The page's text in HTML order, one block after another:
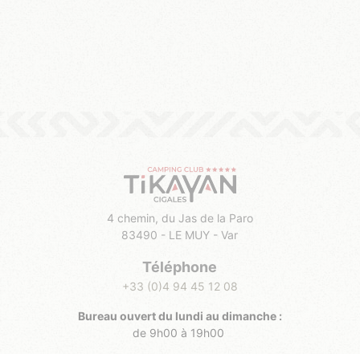
4 chemin, du Jas de la Paro
83490 - LE MUY - Var
Téléphone
+33 (0)4 94 45 12 08
Bureau ouvert du lundi au dimanche :
de 9h00 à 19h00